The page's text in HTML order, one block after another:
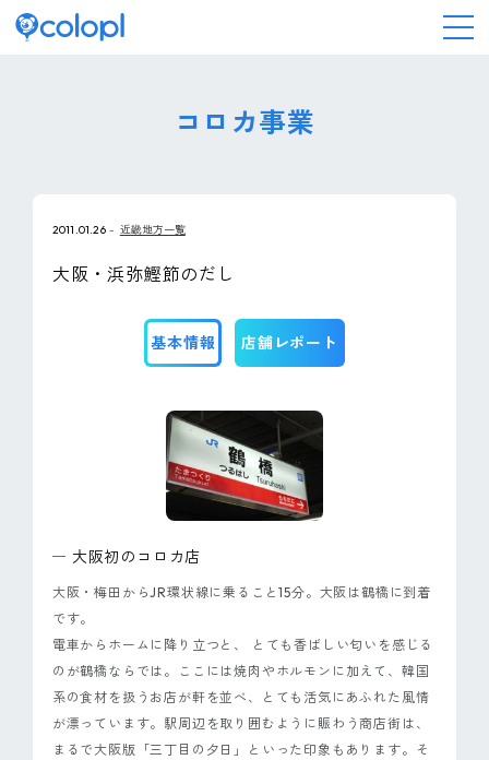
EN
コロカ事業
2011.01.26 近畿地方一覧
大阪・浜弥鰹節のだし
基本情報 店舗レポート
大阪初のコロカ店
大阪・梅田からJR環状線に乗ること15分。大阪は鶴橋に到着
です。
電車からホームに降り立つと、 とても香ばしい匂いを感じる
のが鶴橋ならでは。ここには焼肉やホルモンに加えて、韓国
系の食材を扱うお店が軒を並べ、とても活気にあふれた風情
が漂っています。駅周辺を取り囲むように賑わう商店街は、
まるで大阪版「三丁目の夕日」といった印象もあります。そ